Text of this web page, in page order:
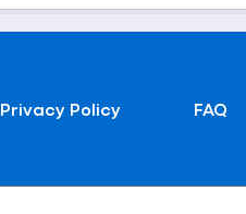
Privacy Policy FAQ